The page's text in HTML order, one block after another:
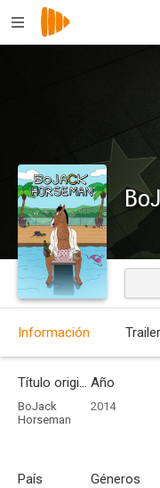
Información
Título original
BoJack
Horseman
Año
2014
País Géneros